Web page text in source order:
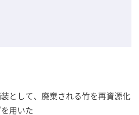
として、廃棄される竹を再資源化
用いた